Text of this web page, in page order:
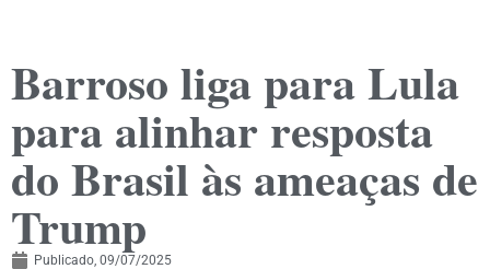
Barroso liga para Lula
para alinhar resposta
do Brasil às ameaças de
Trump
Publicado, 09/07/2025